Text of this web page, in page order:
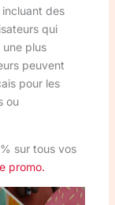
des
qui
plus
peuvent
pour les
ou
sur tous vos
promo.